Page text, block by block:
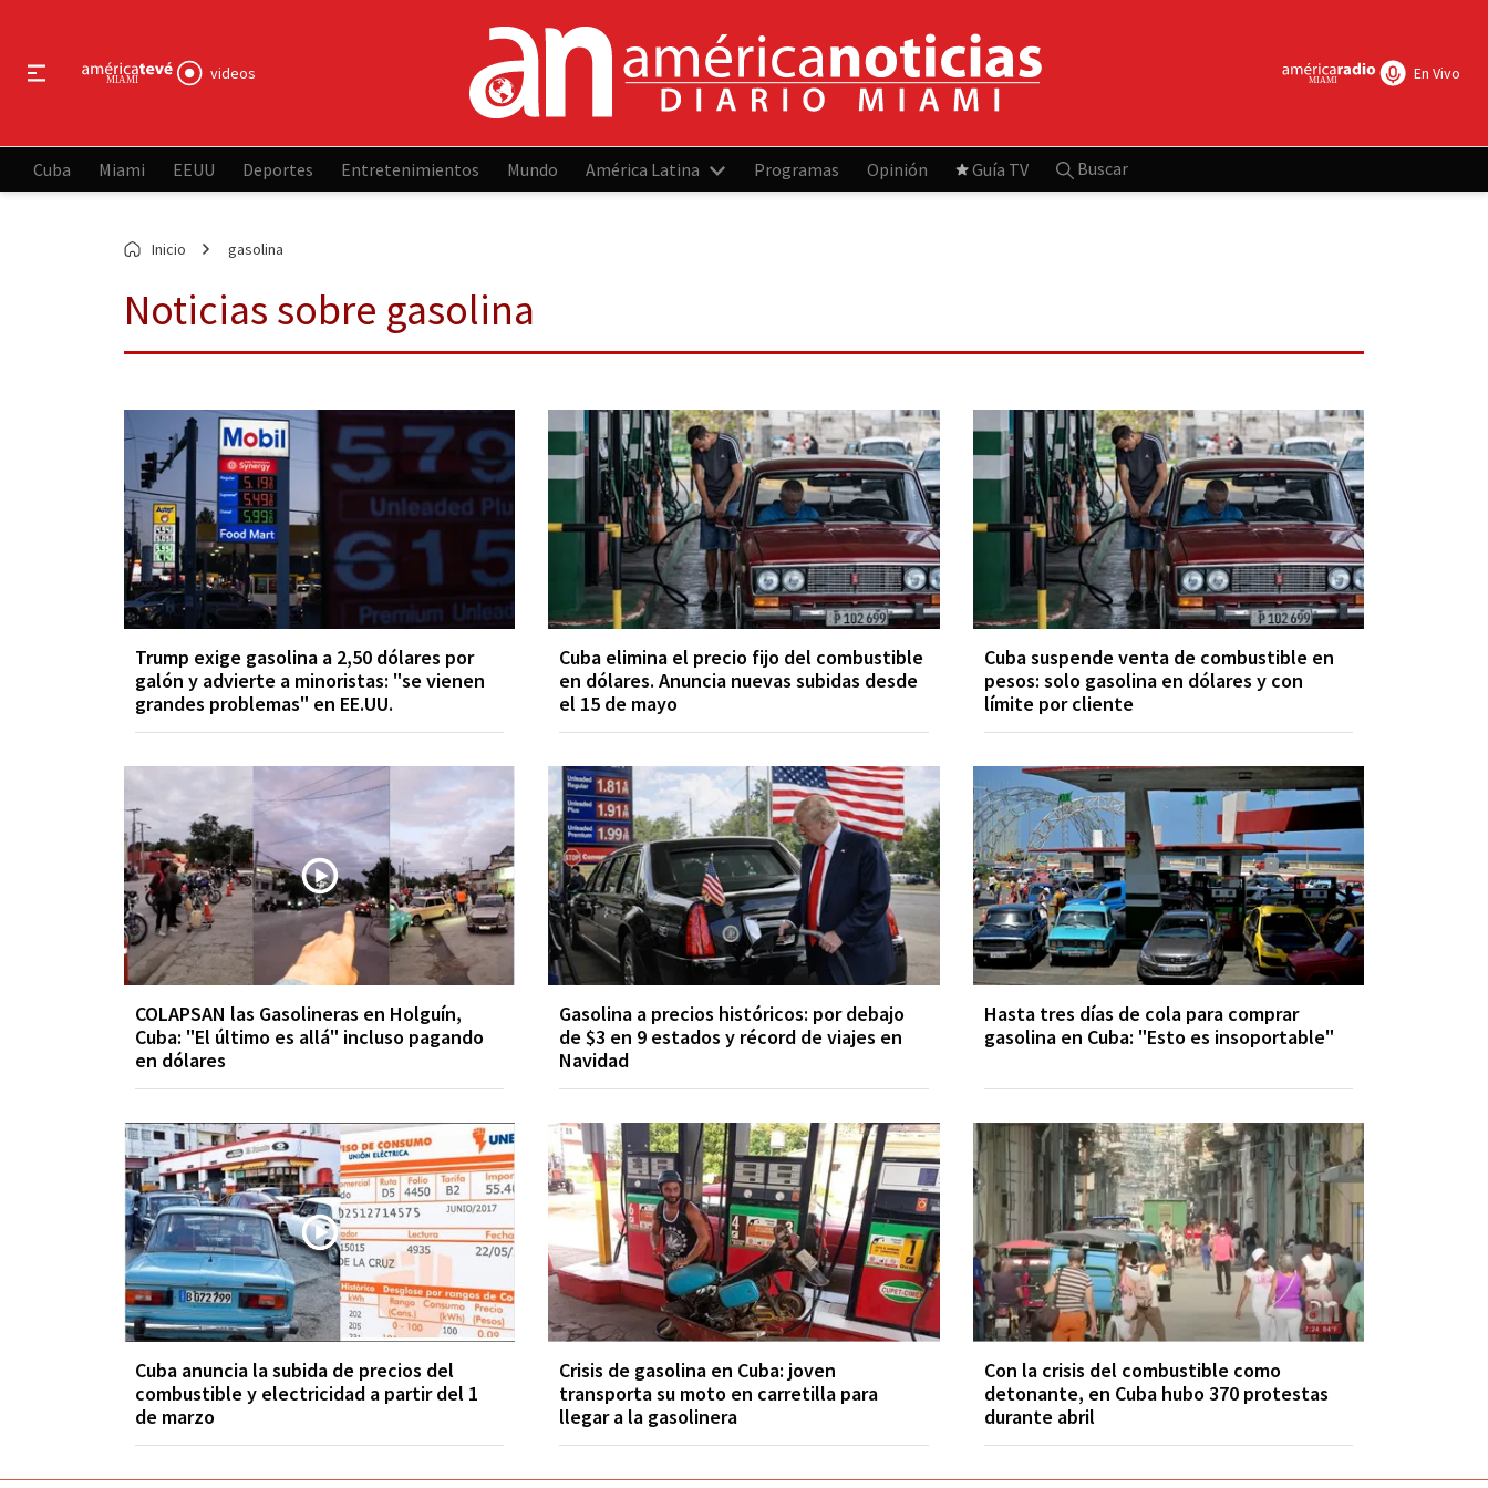
videos En Vivo
Cuba Miami EEUU Deportes Entretenimientos Mundo América Latina Programas Opinión Guía TV Buscar
Inicio gasolina
Noticias sobre gasolina
Trump exige gasolina a 2,50 dólares por
galón y advierte a minoristas: "se vienen
grandes problemas" en EE.UU.
Cuba elimina el precio fijo del combustible
en dólares. Anuncia nuevas subidas desde
el 15 de mayo
Cuba suspende venta de combustible en
pesos: solo gasolina en dólares y con
límite por cliente
COLAPSAN las Gasolineras en Holguín,
Cuba: "El último es allá" incluso pagando
en dólares
Gasolina a precios históricos: por debajo
de $3 en 9 estados y récord de viajes en
Navidad
Hasta tres días de cola para comprar
gasolina en Cuba: "Esto es insoportable"
Cuba anuncia la subida de precios del
combustible y electricidad a partir del 1
de marzo
Crisis de gasolina en Cuba: joven
transporta su moto en carretilla para
llegar a la gasolinera
Con la crisis del combustible como
detonante, en Cuba hubo 370 protestas
durante abril